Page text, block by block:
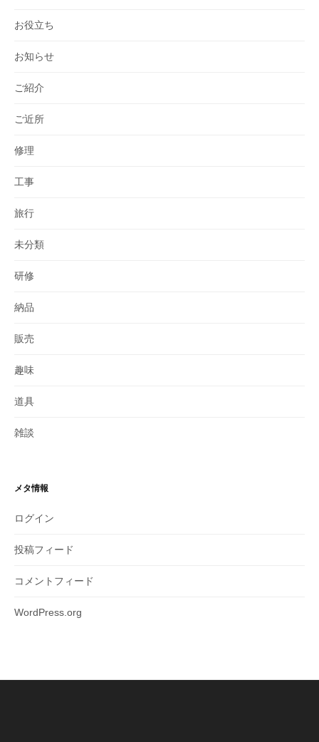
お役立ち
お知らせ
ご紹介
ご近所
修理
工事
旅行
未分類
研修
納品
販売
趣味
道具
雑談
メタ情報
ログイン
投稿フィード
コメントフィード
WordPress.org